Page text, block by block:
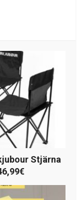
Stjärna